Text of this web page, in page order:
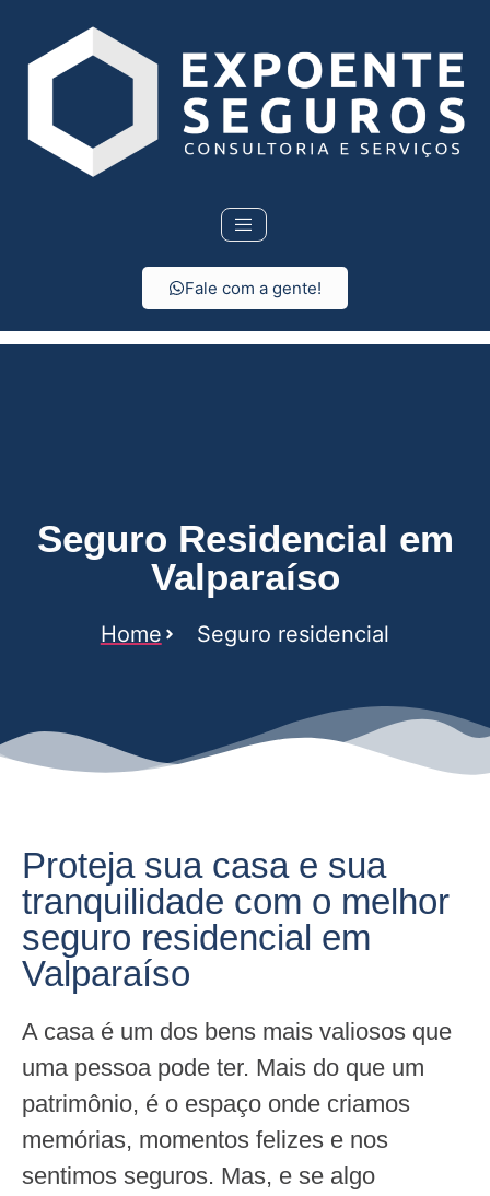
Fale com a gente!
Seguro Residencial em
Valparaíso
Home Seguro residencial
Proteja sua casa e sua
tranquilidade com o melhor
seguro residencial em
Valparaíso
A casa é um dos bens mais valiosos que
uma pessoa pode ter. Mais do que um
patrimônio, é o espaço onde criamos
memórias, momentos felizes e nos
sentimos seguros. Mas, e se algo